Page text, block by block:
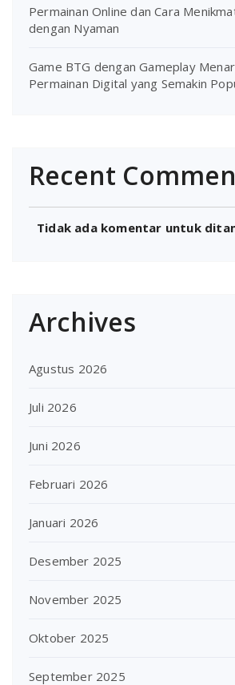
Permainan Online dan Cara
dengan Nyaman
Game BTG dengan Gameplay
Permainan Digital yang Semakin
Recent
Tidak ada komentar untuk
Archives
Agustus 2026
Juli 2026
Juni 2026
Februari 2026
Januari 2026
Desember 2025
November 2025
Oktober 2025
September 2025